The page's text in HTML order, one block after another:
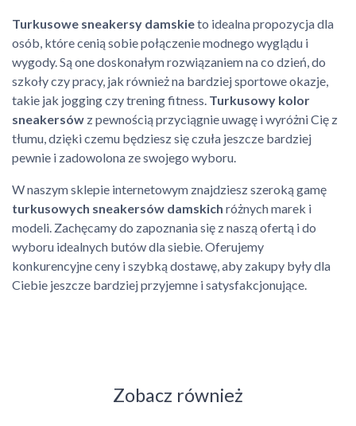
Turkusowe sneakersy damskieto idealna propozycja dla
osób, które cenią sobie połączenie modnego wyglądu i
wygody. Są one doskonałym rozwiązaniem na co dzień, do
szkoły czy pracy, jak również na bardziej sportowe okazje,
takie jak jogging czy trening fitness. Turkusowy kolor
sneakersów z pewnością przyciągnie uwagę i wyróżni Cię z
tłumu, dzięki czemu będziesz się czuła jeszcze bardziej
pewnie i zadowolona ze swojego wyboru.
W naszym sklepie internetowym znajdziesz szeroką gamę
turkusowych sneakersów damskich różnych marek i
modeli. Zachęcamy do zapoznania się z naszą ofertą i do
wyboru idealnych butów dla siebie. Oferujemy
konkurencyjne ceny i szybką dostawę, aby zakupy były dla
Ciebie jeszcze bardziej przyjemne i satysfakcjonujące.
Zobacz również